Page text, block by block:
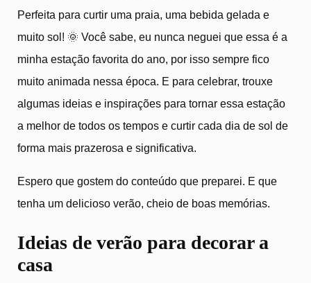
Perfeita para curtir uma praia, uma bebida gelada e
muito sol! 🌞 Você sabe, eu nunca neguei que essa é a
minha estação favorita do ano, por isso sempre fico
muito animada nessa época. E para celebrar, trouxe
algumas ideias e inspirações para tornar essa estação
a melhor de todos os tempos e curtir cada dia de sol de
forma mais prazerosa e significativa.
Espero que gostem do conteúdo que preparei. E que
tenha um delicioso verão, cheio de boas memórias.
Ideias de verão para decorar a
casa